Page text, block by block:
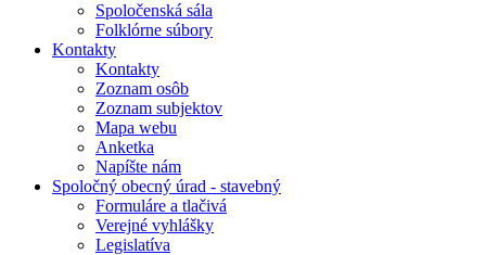
Spoločenská sála
Folklórne súbory
Kontakty
Kontakty
Zoznam osôb
Zoznam subjektov
Mapa webu
Anketka
Napíšte nám
Spoločný obecný úrad - stavebný
Formuláre a tlačivá
Verejné vyhlášky
Legislatíva